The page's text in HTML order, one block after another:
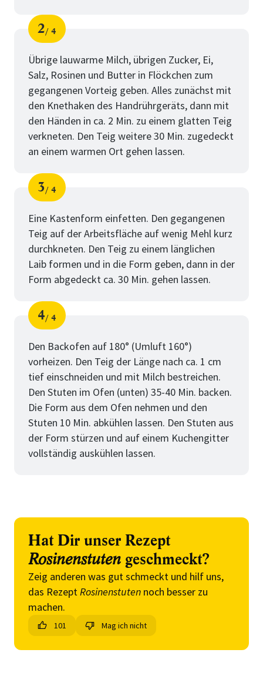
Schritt
2
von
4
Übrige lauwarme Milch, übrigen Zucker, Ei,
Salz, Rosinen und Butter in Flöckchen zum
gegangenen Vorteig geben. Alles zunächst mit
den Knethaken des Handrührgeräts, dann mit
den Händen in ca. 2 Min. zu einem glatten Teig
verkneten. Den Teig weitere 30 Min. zugedeckt
an einem warmen Ort gehen lassen.
Schritt
3
von
4
Eine Kastenform einfetten. Den gegangenen
Teig auf der Arbeitsfläche auf wenig Mehl kurz
durchkneten. Den Teig zu einem länglichen
Laib formen und in die Form geben, dann in der
Form abgedeckt ca. 30 Min. gehen lassen.
Schritt
4
von
4
Den Backofen auf 180° (Umluft 160°)
vorheizen. Den Teig der Länge nach ca. 1 cm
tief einschneiden und mit Milch bestreichen.
Den Stuten im Ofen (unten) 35-40 Min. backen.
Die Form aus dem Ofen nehmen und den
Stuten 10 Min. abkühlen lassen. Den Stuten aus
der Form stürzen und auf einem Kuchengitter
vollständig auskühlen lassen.
Hat Dir unser Rezept
Rosinenstuten geschmeckt?
Zeig anderen was gut schmeckt und hilf uns,
das RezeptRosinenstuten noch besser zu
machen.
101 Mag ich nicht